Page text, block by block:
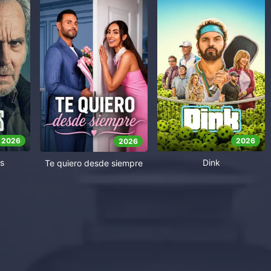
2026 2026
Te quiero desde siempre
2026
Dink